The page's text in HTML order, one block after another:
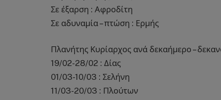
Σε έξαρση : Αφροδίτη
Σε αδυναμία – πτώση : Ερμής
Πλανήτης Κυρίαρχος ανά δεκαήμερο –
19/02-28/02 : Δίας
01/03-10/03 : Σελήνη
11/03-20/03 : Πλούτων